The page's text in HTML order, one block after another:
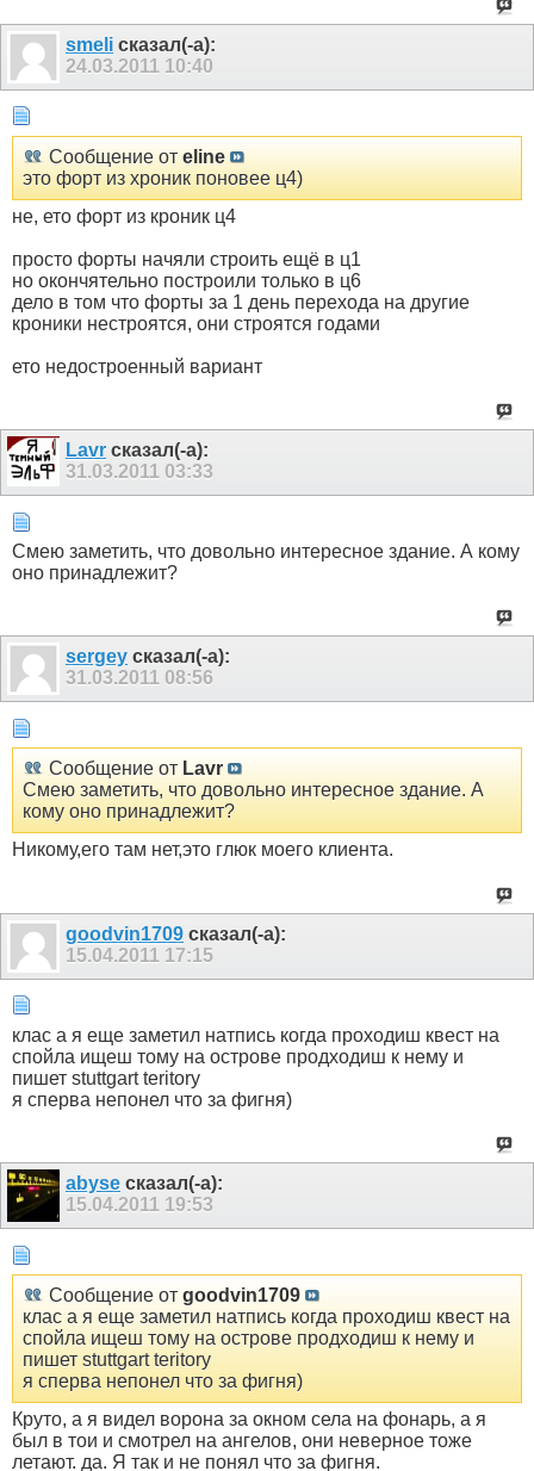
smeli сказал(-а):
24.03.2011 10:40
Сообщение от eline
это форт из хроник поновее ц4)
не, ето форт из кроник ц4
просто форты начяли строить ещё в ц1
но окончятельно построили только в ц6
дело в том что форты за 1 день перехода на другие
кроники нестроятся, они строятся годами
ето недостроенный вариант
Lavr сказал(-а):
31.03.2011 03:33
Смею заметить, что довольно интересное здание. А кому
оно принадлежит?
sergey сказал(-а):
31.03.2011 08:56
Сообщение от Lavr
Смею заметить, что довольно интересное здание. А
кому оно принадлежит?
Никому,его там нет,это глюк моего клиента.
goodvin1709 сказал(-а):
15.04.2011 17:15
клас а я еще заметил натпись когда проходиш квест на
спойла ищеш тому на острове продходиш к нему и
пишет stuttgart teritory
я сперва непонел что за фигня)
abyse сказал(-а):
15.04.2011 19:53
Сообщение от goodvin1709
клас а я еще заметил натпись когда проходиш квест на
спойла ищеш тому на острове продходиш к нему и
пишет stuttgart teritory
я сперва непонел что за фигня)
Круто, а я видел ворона за окном села на фонарь, а я
был в тои и смотрел на ангелов, они неверное тоже
летают. да. Я так и не понял что за фигня.